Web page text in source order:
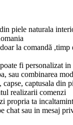
piele naturala
la comandă
fi personalizat
sau combinarea
captusala din
realizarii comenzi
propria ta
chat sau in mesaj